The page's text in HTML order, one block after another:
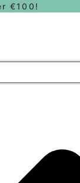
€100!